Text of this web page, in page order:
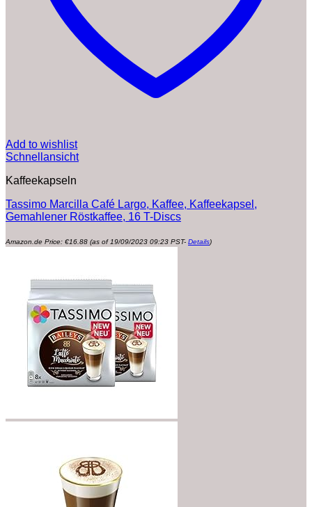
Add to wishlist
Schnellansicht
Kaffeekapseln
Tassimo Marcilla Café Largo, Kaffee, Kaffeekapsel,
Gemahlener Röstkaffee, 16 T-Discs
Amazon.de Price: €16.88 (as of 19/09/2023 09:23 PST- Details)